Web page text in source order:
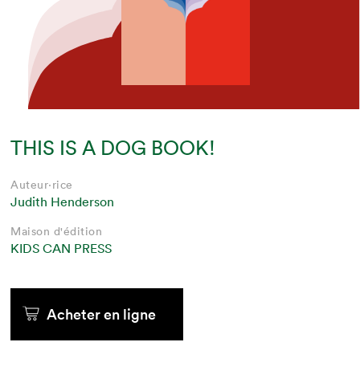
THIS IS A DOG BOOK!
Auteur·rice
Judith Henderson
Maison d'édition
KIDS CAN PRESS
Acheter en ligne